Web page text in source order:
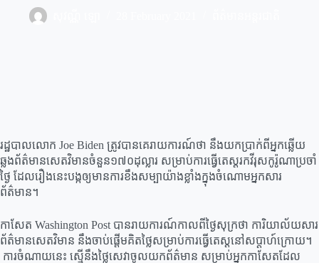
រដ្ឋបាលលោក Joe Biden ត្រូវបានគេរាយការណ៍ថា នឹងយកប្រាក់ពីអ្នកឆ្លើយ
ឆ្លងព័ត៌មានសេតវិមានចំនួន១៧០ដុល្លារ សម្រាប់ការធ្វើតេស្តរកវីរុសកូរ៉ូណាប្រចាំ
ថ្ងៃ ដែលរឿងនេះបង្កឲ្យមានការខឹងសម្បាយ៉ាងខ្លាំងក្នុងចំណោមអ្នកសារ
ព័ត៌មាន។
កាសែត Washington Post បានរាយការណ៍កាលពីថ្ងៃសុក្រថា ការិយាល័យសារ
ព័ត៌មានសេតវិមាន នឹងចាប់ផ្តើមគិតថ្លៃសម្រាប់ការធ្វើតេស្តនៅសប្តាហ៍ក្រោយ។
ការចំណាយនេះ ស្មើនឹងថ្លៃសេវាចូលយកព័ត៌មាន សម្រាប់អ្នកកាសែតដែល